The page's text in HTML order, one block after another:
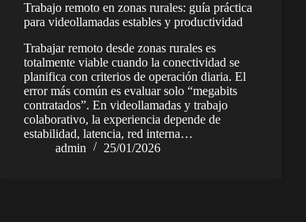
Trabajo remoto en zonas rurales: guía práctica
para videollamadas estables y productividad
Trabajar remoto desde zonas rurales es
totalmente viable cuando la conectividad se
planifica con criterios de operación diaria. El
error más común es evaluar solo “megabits
contratados”. En videollamadas y trabajo
colaborativo, la experiencia depende de
estabilidad, latencia, red interna…
admin
25/01/2026